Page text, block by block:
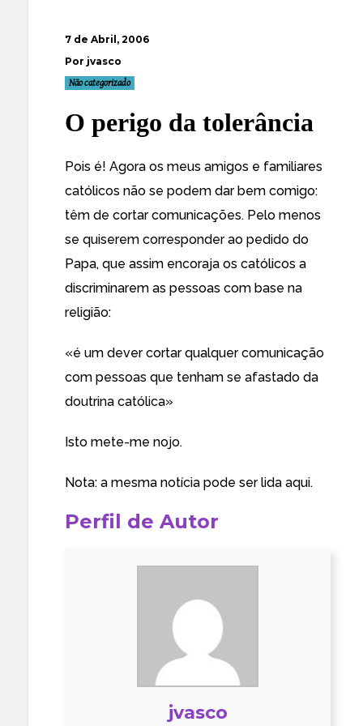
7 de Abril, 2006
Por jvasco
Não categorizado
O perigo da tolerância
Pois é! Agora os meus amigos e familiares
católicos não se podem dar bem comigo:
têm de cortar comunicações. Pelo menos
se quiserem corresponder ao pedido do
Papa, que assim encoraja os católicos a
discriminarem as pessoas com base na
religião:
«é um dever cortar qualquer comunicação
com pessoas que tenham se afastado da
doutrina católica»
Isto mete-me nojo.
Nota: a mesma notícia pode ser lida aqui.
Perfil de Autor
jvasco